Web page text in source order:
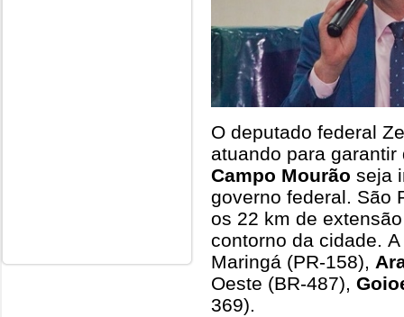
O deputado federal
atuando para
Campo Mourão seja
governo federal. São
os 22 km de
contorno da cidade.
Maringá (PR-158),
Oeste (BR-487),
369).